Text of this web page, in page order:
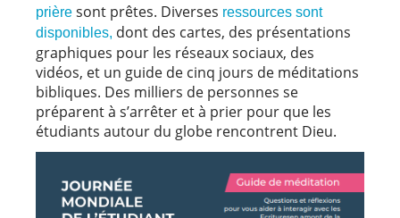
prière sont prêtes. Diverses ressources sont
disponibles, dont des cartes, des présentations
graphiques pour les réseaux sociaux, des
vidéos, et un guide de cinq jours de méditations
bibliques. Des milliers de personnes se
préparent à s’arrêter et à prier pour que les
étudiants autour du globe rencontrent Dieu.